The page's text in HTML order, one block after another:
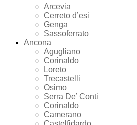
Arcevia
Cerreto d’esi
Genga
Sassoferrato
Ancona
Agugliano
Corinaldo
Loreto
Trecastelli
Osimo
Serra De’ Conti
Corinaldo
Camerano